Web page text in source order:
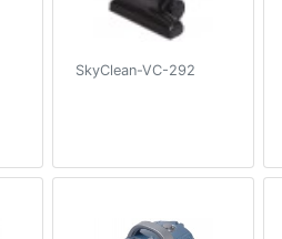
SkyClean-VC-292